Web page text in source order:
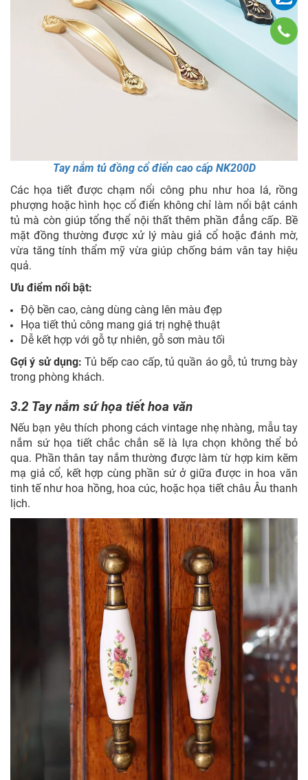
Tay nắm tủ đồng cổ điển cao cấp NK200D
Các họa tiết được chạm nổi công phu như hoa lá, rồng
phượng hoặc hình học cổ điển không chỉ làm nổi bật cánh
tủ mà còn giúp tổng thể nội thất thêm phần đẳng cấp. Bề
mặt đồng thường được xử lý màu giả cổ hoặc đánh mờ,
vừa tăng tính thẩm mỹ vừa giúp chống bám vân tay hiệu
quả.
Ưu điểm nổi bật:
Độ bền cao, càng dùng càng lên màu đẹp
Họa tiết thủ công mang giá trị nghệ thuật
Dễ kết hợp với gỗ tự nhiên, gỗ sơn màu tối
Gợi ý sử dụng: Tủ bếp cao cấp, tủ quần áo gỗ, tủ trưng bày
trong phòng khách.
3.2 Tay nắm sứ họa tiết hoa văn
Nếu bạn yêu thích phong cách vintage nhẹ nhàng, mẫu tay
nắm sứ họa tiết chắc chắn sẽ là lựachọn không thể bỏ
qua. Phần thân tay nắm thường được làm từ hợp kim kẽm
mạ giả cổ, kết hợp cùng phần sứ ở giữa được in hoa văn
tinh tế như hoa hồng, hoa cúc, hoặc họa tiết châu Âu thanh
lịch.